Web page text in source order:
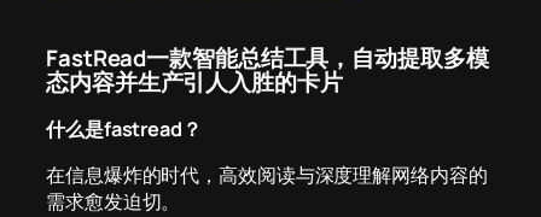
FastRead一款智能总结工具，自动提取多模
态内容并生产引人入胜的卡片
什么是fastread ？
在信息爆炸的时代，高效阅读与深度理解网络内容的
需求愈发迫切。